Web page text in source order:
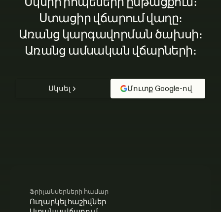
Ստացիր վճարում վաղը։
Առանց կարգավորման ծախսի։
Առանց ամսական վճարների։
Սկսել Մուտք Google-ով
Ֆրիլանսերների համար
Ուղարկել հաշիվներ